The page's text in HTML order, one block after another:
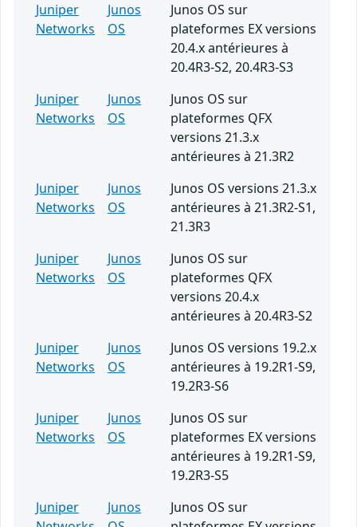
Juniper
Networks
Junos
OS
Junos OS sur
plateformes EX versions
20.4.x antérieures à
20.4R3-S2, 20.4R3-S3
Juniper
Networks
Junos
OS
Junos OS sur
plateformes QFX
versions 21.3.x
antérieures à 21.3R2
Juniper
Networks
Junos
OS
Junos OS versions 21.3.x
antérieures à 21.3R2-S1,
21.3R3
Juniper
Networks
Junos
OS
Junos OS sur
plateformes QFX
versions 20.4.x
antérieures à 20.4R3-S2
Juniper
Networks
Junos
OS
Junos OS versions 19.2.x
antérieures à 19.2R1-S9,
19.2R3-S6
Juniper
Networks
Junos
OS
Junos OS sur
plateformes EX versions
antérieures à 19.2R1-S9,
19.2R3-S5
Juniper
Junos
Junos OS sur